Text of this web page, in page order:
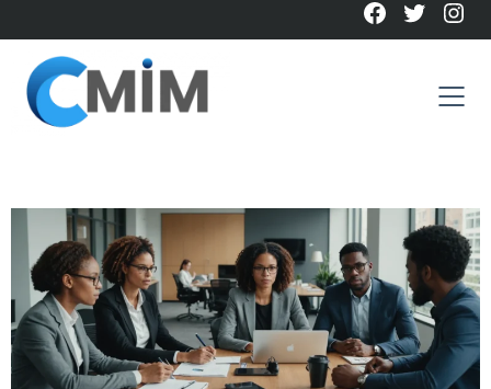
to
content
Facebook
Twitter